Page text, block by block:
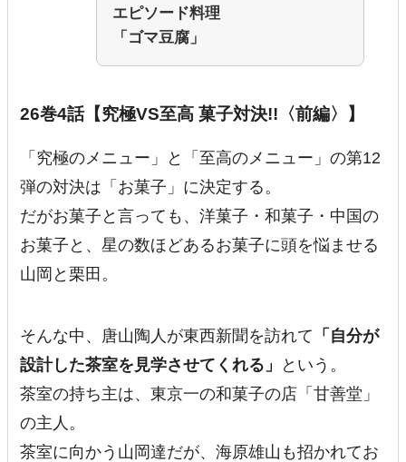
エピソード料理
「ゴマ豆腐」
26巻4話【究極VS至高 菓子対決!!〈前編〉】
「究極のメニュー」と「至高のメニュー」の第12
弾の対決は「お菓子」に決定する。
だがお菓子と言っても、洋菓子・和菓子・中国の
お菓子と、星の数ほどあるお菓子に頭を悩ませる
山岡と栗田。
そんな中、唐山陶人が東西新聞を訪れて 「自分が
設計した茶室を見学させてくれる」
という。
茶室の持ち主は、東京一の和菓子の店「甘善堂」
の主人。
茶室に向かう山岡達だが、海原雄山も招かれてお